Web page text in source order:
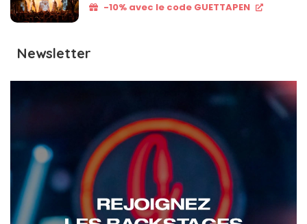
-10% avec le code GUETTAPEN
Newsletter